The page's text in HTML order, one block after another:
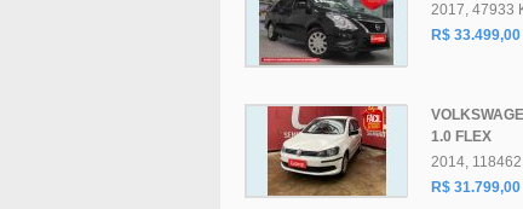
2017, 47933
R$ 33.499,00
1.0 FLEX
2014, 118462
R$ 31.799,00